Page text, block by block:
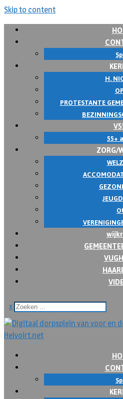
Skip to content
H.
PROTESTANTE
55+
ZORG/
x